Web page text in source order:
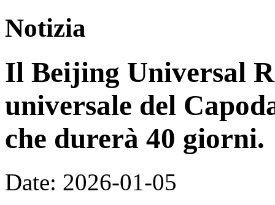
Notizia
Il Beijing Universal
universale del
che durerà 40 giorni.
Date: 2026-01-05